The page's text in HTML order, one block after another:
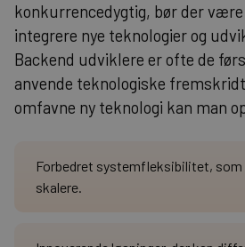
konkurrencedygtig, bør der
integrere nye teknologier og
Backend udviklere er ofte de
anvende teknologiske
omfavne ny teknologi kan man
Forbedret systemfleksibilitet, som
skalere.